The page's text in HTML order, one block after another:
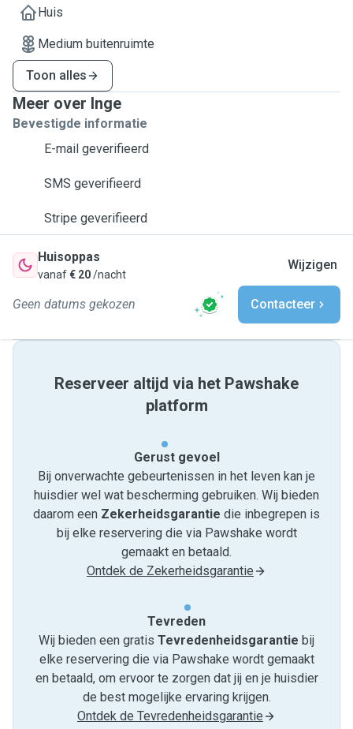
Huis
Medium buitenruimte
Toon alles
Meer over Inge
Bevestigde informatie
E-mail geverifieerd
SMS geverifieerd
Stripe geverifieerd
Huisoppas
vanaf€ 20/nacht
Wijzigen
Geen datums gekozen Contacteer
Reserveer altijd via het Pawshake
platform
Gerust gevoel
Bij onverwachte gebeurtenissen in het leven kan je
huisdier wel wat bescherming gebruiken. Wij bieden
daarom een Zekerheidsgarantie die inbegrepen is
bij elke reservering die via Pawshake wordt
gemaakt en betaald.
Ontdek de Zekerheidsgarantie
Tevreden
Wij bieden een gratis Tevredenheids­garantie bij
elke reservering die via Pawshake wordt gemaakt
en betaald, om ervoor te zorgen dat jij en je huisdier
de best mogelijke ervaring krijgen.
Ontdek de Tevredenheidsgarantie